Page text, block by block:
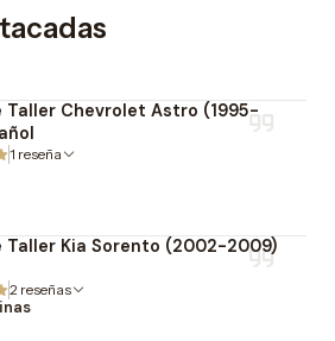
Taller Chevrolet Astro (1995-
1 reseña
Taller Kia Sorento (2002-2009)
2 reseñas